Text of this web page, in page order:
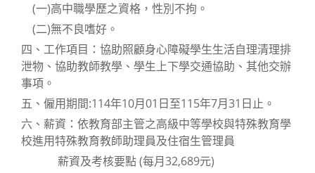
(一)高中職學歷之資格，性別不拘。
(二)無不良嗜好。
四、工作項目：協助照顧身心障礙學生生活自理清理排
泄物、協助教師教學、學生上下學交通協助、其他交辦
事項。
五、僱用期間:114年10月01日至115年7月31日止。
六、薪資：依教育部主管之高級中等學校與特殊教育學
校進用特殊教育教師助理員及住宿生管理員
薪資及考核要點 (每月32,689元)